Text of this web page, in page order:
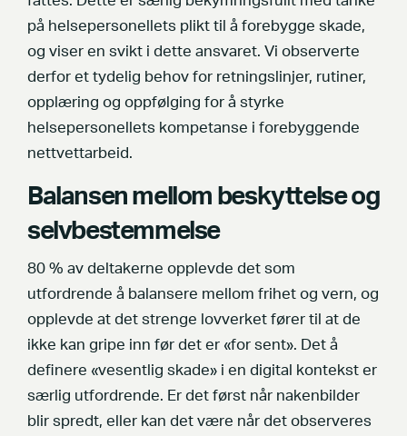
på helsepersonellets plikt til å forebygge skade,
og viser en svikt i dette ansvaret. Vi observerte
derfor et tydelig behov for retningslinjer, rutiner,
opplæring og oppfølging for å styrke
helsepersonellets kompetanse i forebyggende
nettvettarbeid.
Balansen mellom beskyttelse og
selvbestemmelse
80 % av deltakerne opplevde det som
utfordrende å balansere mellom frihet og vern, og
opplevde at det strenge lovverket fører til at de
ikke kan gripe inn før det er «for sent». Det å
definere «vesentlig skade» i en digital kontekst er
særlig utfordrende. Er det først når nakenbilder
blir spredt, eller kan det være når det observeres